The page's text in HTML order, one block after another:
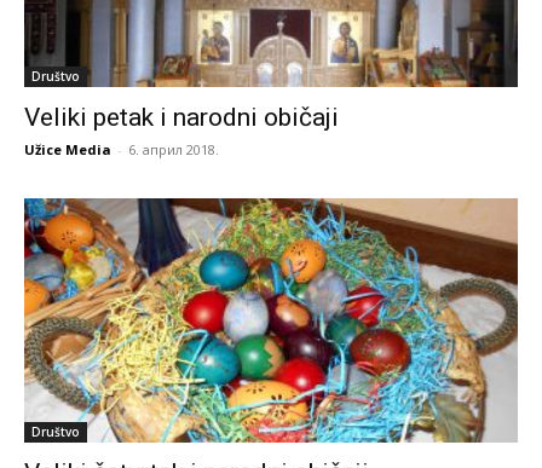
Društvo
Veliki petak i narodni običaji
Užice Media - 6. април 2018.
Društvo